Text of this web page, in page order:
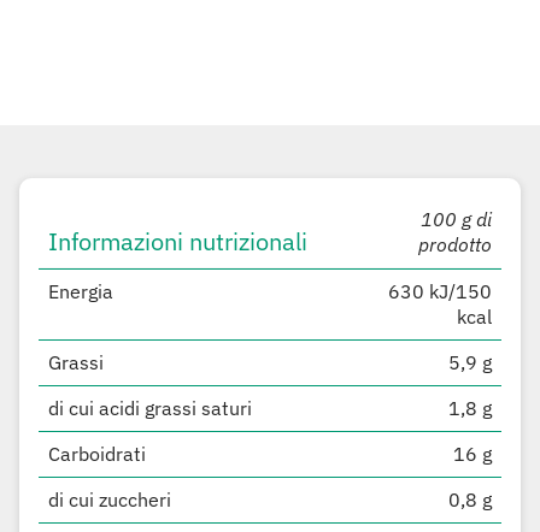
Informazioni nutrizionali
100 g di
prodotto
Energia
630 kJ/150
kcal
Grassi
5,9 g
di cui acidi grassi saturi
1,8 g
Carboidrati
16 g
di cui zuccheri
0,8 g